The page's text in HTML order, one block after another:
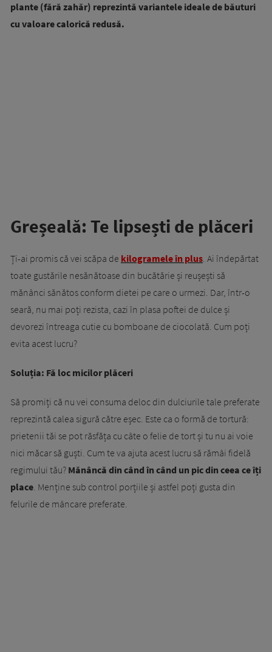
plante (fără zahăr) reprezintă variantele ideale de băuturi
cu valoare calorică redusă.
Greșeală: Te lipsești de plăceri
Ți-ai promis că vei scăpa de kilogramele în plus. Ai îndepărtat
toate gustările nesănătoase din bucătărie și reușești să
mănânci sănătos conform dietei pe care o urmezi. Dar, într-o
seară, nu mai poți rezista, cazi în plasa poftei de dulce și
devorezi întreaga cutie cu bomboane de ciocolată. Cum poți
evita acest lucru?
Soluția: Fă loc micilor plăceri
Să promiți că nu vei consuma deloc din dulciurile tale preferate
reprezintă calea sigură către eșec. Este ca o formă de tortură:
prietenii tăi se pot răsfăța cu câte o felie de tort și tu nu ai voie
nici măcar să guști. Cum te va ajuta acest lucru să rămâi fidelă
regimului tău? Mănâncă din când în când un pic din ceea ce îți
place. Menține sub control porțiile și astfel poți gusta din
felurile de mâncare preferate.